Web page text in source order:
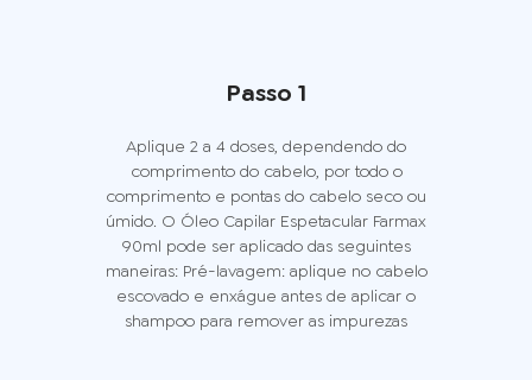
Passo 1
Aplique 2 a 4 doses, dependendo do
comprimento do cabelo, por todo o
comprimento e pontas do cabelo seco ou
úmido. O Óleo Capilar Espetacular Farmax
90ml pode ser aplicado das seguintes
maneiras: Pré-lavagem: aplique no cabelo
escovado e enxágue antes de aplicar o
shampoo para remover as impurezas